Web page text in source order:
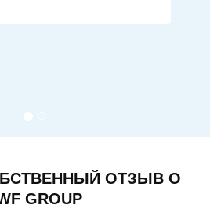
ОТЗЫВ О
GROUP